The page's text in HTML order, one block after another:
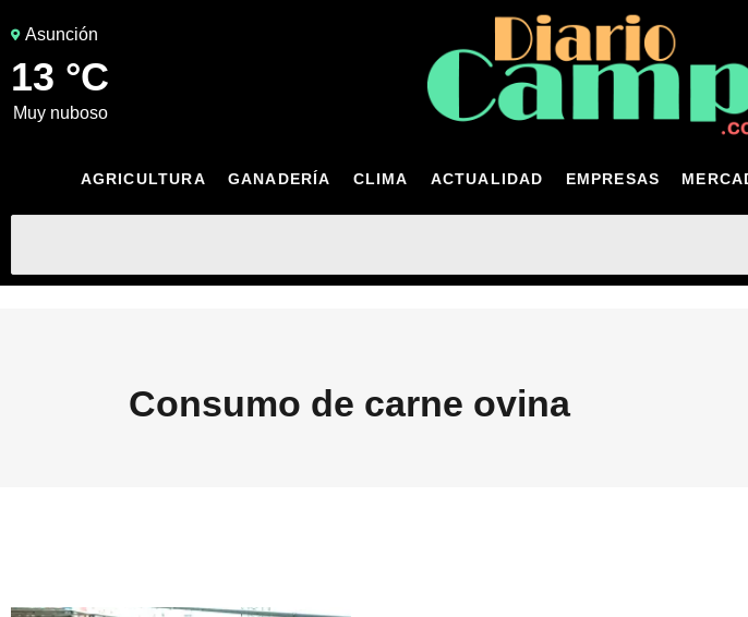
Asunción
13 °C
muy nuboso
AGRICULTURA GANADERÍA CLIMA ACTUALIDAD EMPRESAS
Consumo de carne ovina